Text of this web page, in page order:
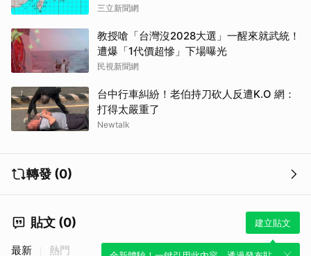
三立新聞網
教授嗆「台灣沒2028大選」一醒來就武統！
遭爆「1代價超慘」下場曝光
民視新聞網
台中行車糾紛！老伯持刀砍人反遭K.O 網：
打得太嚴重了
Newtalk
轉發 (0)
貼文 (0) 建立貼文
最新 熱門